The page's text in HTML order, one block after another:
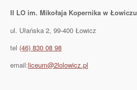
II LO im. Mikołaja Kopernika w Łowiczu
ul. Ułańska 2, 99-400 Łowicz
tel (46) 830 08 98
email:liceum@2lolowicz.pl